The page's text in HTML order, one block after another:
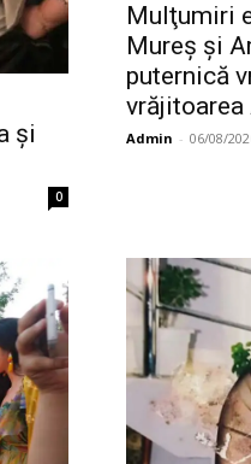
și
0
Mulţumiri
Mureș și
puternică
vrăjitoarea
Admin - 06/08/